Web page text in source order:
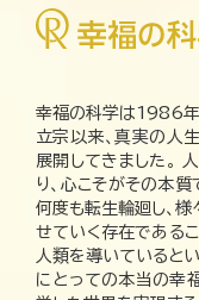
幸福の科学は1986年
立宗以来、真実の人
展開してきました。
り、心こそがその本
何度も転生輪廻し、
せていく存在であるこ
人類を導いていると
にとっての本当の幸